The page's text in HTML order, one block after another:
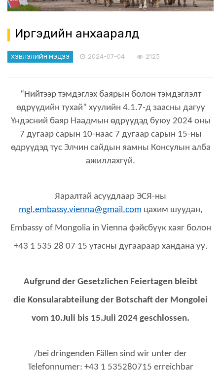
Иргэдийн анхааралд
ХЭВЛЭЛИЙН МЭДЭЭ 2024-07-04 2123
“Нийтээр тэмдэглэх баярын болон тэмдэглэлт
өдрүүдийн тухай” хуулийн 4.1.7-д заасны дагуу
Үндэсний баяр Наадмын өдрүүдэд буюу 2024 оны
7 дугаар сарын 10-наас 7 дугаар сарын 15-ны
өдрүүдэд тус Элчин сайдын яамны Консулын алба
ажиллахгүй.
Яаралтай асуудлаар ЭСЯ-ны
mgl.embassy.vienna@gmail.com цахим шуудан,
Embassy of Mongolia in Vienna фэйсбүүк хаяг болон
+43 1 535 28 07 15 утасны дугаараар хандана уу.
Aufgrund der Gesetzlichen Feiertagen bleibt
die Konsularabteilung der Botschaft der Mongolei
vom 10.Juli bis 15.Juli 2024 geschlossen.
/bei dringenden Fällen sind wir unter der
Telefonnumer: +43 1 535280715 erreichbar